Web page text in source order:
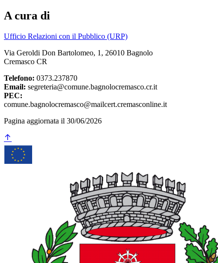
A cura di
Ufficio Relazioni con il Pubblico (URP)
Via Geroldi Don Bartolomeo, 1, 26010 Bagnolo
Cremasco CR
Telefono: 0373.237870
Email: segreteria@comune.bagnolocremasco.cr.it
PEC:
comune.bagnolocremasco@mailcert.cremasconline.it
Pagina aggiornata il 30/06/2026